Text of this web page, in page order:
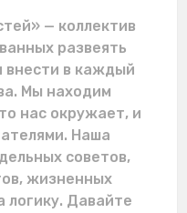
— коллектив
развеять
внести в каждый
Мы находим
нас окружает, и
Наша
советов,
жизненных
логику. Давайте